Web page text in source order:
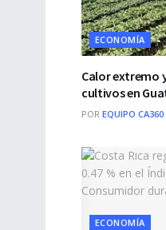
ECONOMÍA
Calor extremo
cultivos en
POR EQUIPO CA360
ECONOMÍA